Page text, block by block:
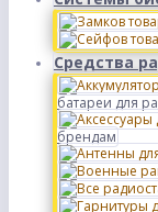
Средства
батареи для
брендам